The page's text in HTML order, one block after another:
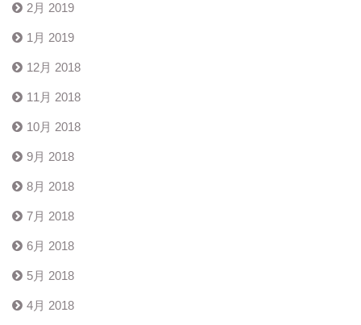
2月 2019
1月 2019
12月 2018
11月 2018
10月 2018
9月 2018
8月 2018
7月 2018
6月 2018
5月 2018
4月 2018